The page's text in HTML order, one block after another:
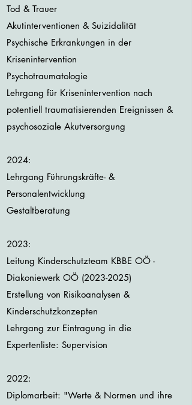
Tod & Trauer
Akutinterventionen & Suizidalität
Psychische Erkrankungen in der
Krisenintervention
Psychotraumatologie
Lehrgang für Krisenintervention nach
potentiell traumatisierenden Ereignissen &
psychosoziale Akutversorgung
2024:
Lehrgang Führungskräfte- &
Personalentwicklung
Gestaltberatung
2023:
Leitung Kinderschutzteam KBBE OÖ -
Diakoniewerk OÖ (2023-2025)
Erstellung von Risikoanalysen &
Kinderschutzkonzepten
Lehrgang zur Eintragung in die
Expertenliste: Supervision
2022:
Diplomarbeit: "Werte & Normen und ihre